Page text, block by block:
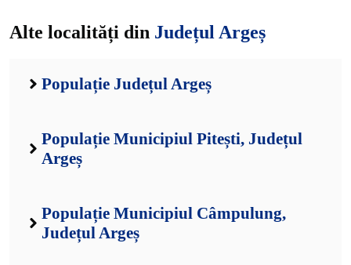
Alte localități din Județul Argeș
Populație Județul Argeș
Populație Municipiul Pitești, Județul
Argeș
Populație Municipiul Câmpulung,
Județul Argeș